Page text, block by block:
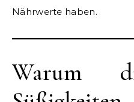
Nährwerte haben.
Warum